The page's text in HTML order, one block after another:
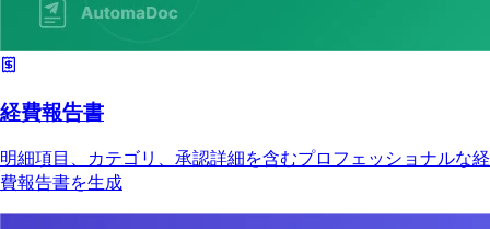
経費報告書
明細項目、カテゴリ、承認詳細を含むプロフェッショナルな経
費報告書を生成